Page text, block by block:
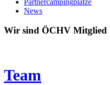
Partnercampingplätze
News
Wir sind ÖCHV Mitglied
Team